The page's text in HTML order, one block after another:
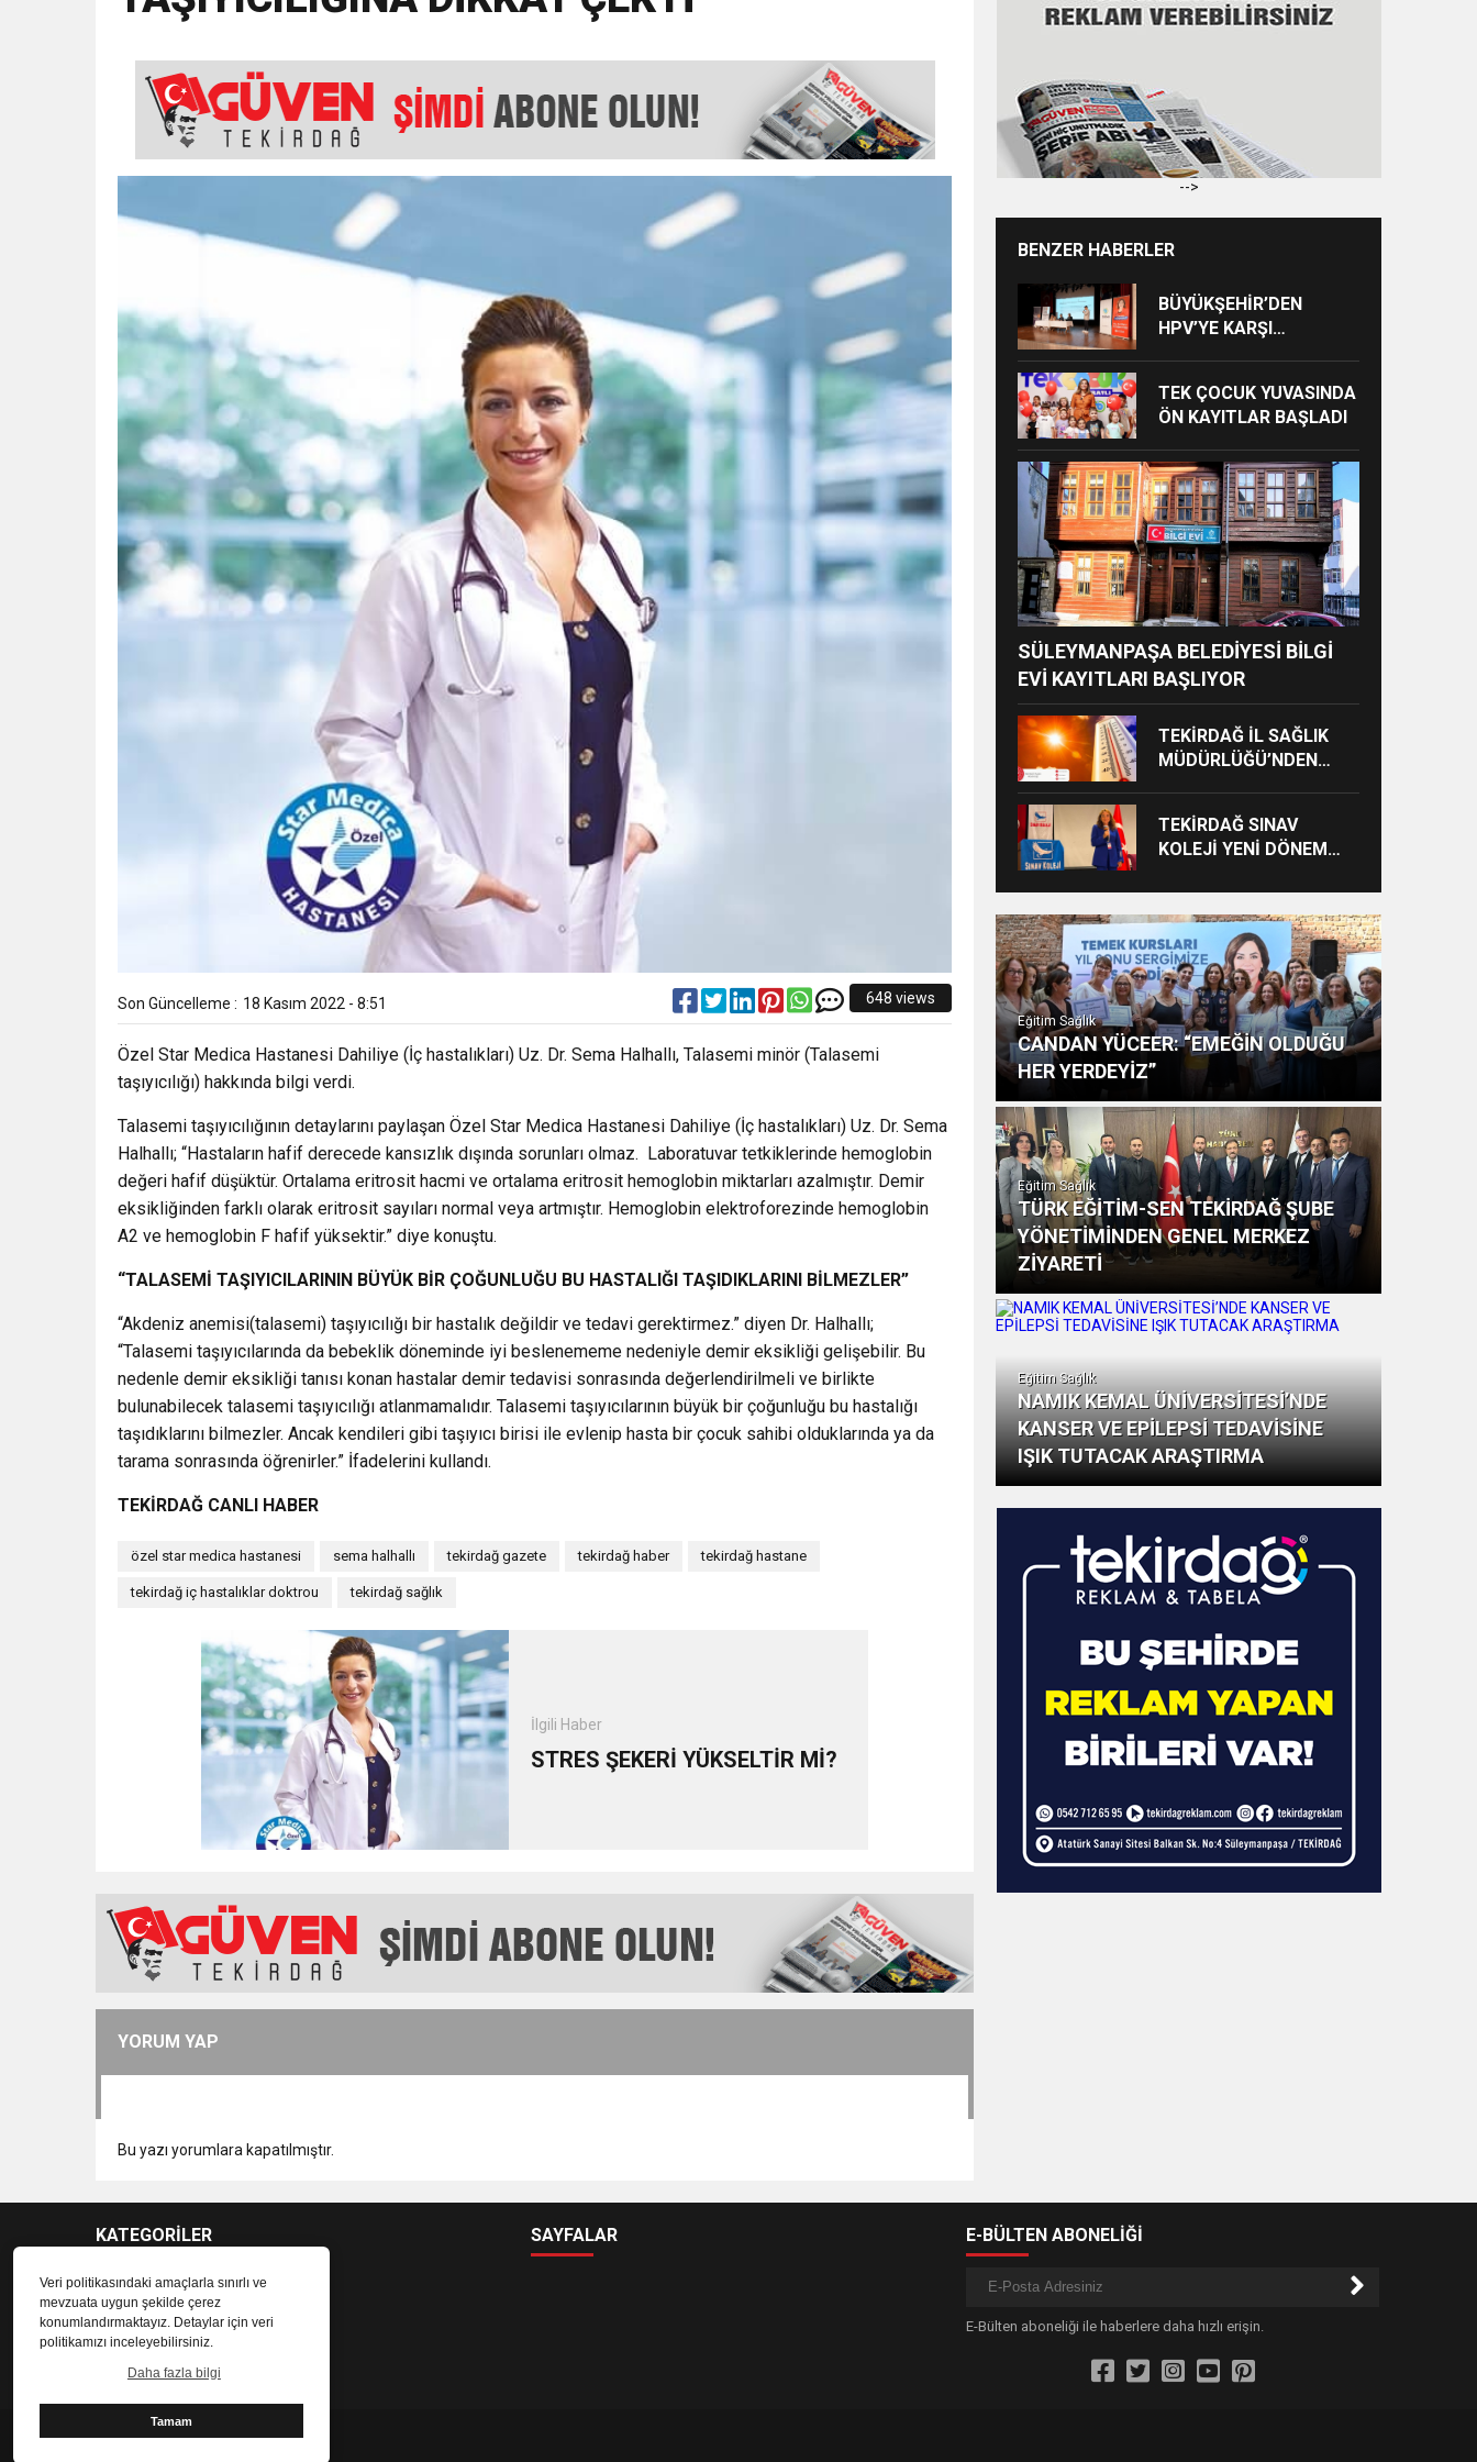
Veri politikasındaki amaçlarla sınırlı ve
mevzuata uygun şekilde çerez
konumlandırmaktayız. Detaylar için veri
politikamızı inceleyebilirsiniz.
Daha fazla bilgi
Tamam
15:35 ÇERKEZKÖY’ÜN CAN DAMARINDA “CANDAN” DEĞİŞİM
12:32
6. GELENEKSEL KEŞKEK ŞENLİĞİNDE MUHTEŞEM FİNAL
Son Güncelleme : 18 Kasım 2022 - 8:51 648 views
Özel Star Medica Hastanesi Dahiliye (İç hastalıkları) Uz. Dr. Sema Halhallı, Talasemi minör (Talasemi
taşıyıcılığı) hakkında bilgi verdi.
Talasemi taşıyıcılığının detaylarını paylaşan Özel Star Medica Hastanesi Dahiliye (İç hastalıkları) Uz. Dr. Sema
Halhallı; “Hastaların hafif derecede kansızlık dışında sorunları olmaz. Laboratuvar tetkiklerinde hemoglobin
değeri hafif düşüktür. Ortalama eritrosit hacmi ve ortalama eritrosit hemoglobin miktarları azalmıştır. Demir
eksikliğinden farklı olarak eritrosit sayıları normal veya artmıştır. Hemoglobin elektroforezinde hemoglobin
A2 ve hemoglobin F hafif yüksektir.” diye konuştu.
“TALASEMİ TAŞIYICILARININ BÜYÜK BİR ÇOĞUNLUĞU BU HASTALIĞI TAŞIDIKLARINI BİLMEZLER”
“Akdeniz anemisi(talasemi) taşıyıcılığı bir hastalık değildir ve tedavi gerektirmez.” diyen Dr. Halhallı;
“Talasemi taşıyıcılarında da bebeklik döneminde iyi beslenememe nedeniyle demir eksikliği gelişebilir. Bu
nedenle demir eksikliği tanısı konan hastalar demir tedavisi sonrasında değerlendirilmeli ve birlikte
bulunabilecek talasemi taşıyıcılığı atlanmamalıdır. Talasemi taşıyıcılarının büyük bir çoğunluğu bu hastalığı
taşıdıklarını bilmezler. Ancak kendileri gibi taşıyıcı birisi ile evlenip hasta bir çocuk sahibi olduklarında ya da
tarama sonrasında öğrenirler.” İfadelerini kullandı.
TEKİRDAĞ CANLI HABER
özel star medica hastanesi sema halhallı tekirdağ gazete tekirdağ haber tekirdağ hastane
tekirdağ iç hastalıklar doktrou tekirdağ sağlık
İlgili Haber
STRES ŞEKERİ YÜKSELTİR Mİ?
YORUM YAP
Bu yazı yorumlara kapatılmıştır.
-->
BENZER HABERLER
BÜYÜKŞEHİR’DEN
HPV’YE KARŞI
TEK ÇOCUK YUVASINDA
ÖN KAYITLAR BAŞLADI
SÜLEYMANPAŞA BELEDİYESİ BİLGİ
EVİ KAYITLARI BAŞLIYOR
TEKİRDAĞ İL SAĞLIK
MÜDÜRLÜĞÜ’NDEN
ARASINDA DIŞARI
ÇIKMAYIN!”
TEKİRDAĞ SINAV
KOLEJİ YENİ DÖNEM
PAYLAŞTI
Eğitim Sağlık
CANDAN YÜCEER: “EMEĞİN OLDUĞU
HER YERDEYİZ”
Eğitim Sağlık
TÜRK EĞİTİM-SEN TEKİRDAĞ ŞUBE
YÖNETİMİNDEN GENEL MERKEZ
ZİYARETİ
Eğitim Sağlık
NAMIK KEMAL ÜNİVERSİTESİ’NDE
KANSER VE EPİLEPSİ TEDAVİSİNE
IŞIK TUTACAK ARAŞTIRMA
KATEGORİLER SAYFALAR E-BÜLTEN ABONELİĞİ
E-Bülten aboneliği ile haberlere daha hızlı erişin.
Tekirdağ Canlı Haber